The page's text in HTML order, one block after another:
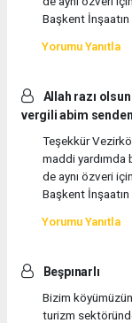
Başkent
Yorumu Yanıtla
Allah razı
vergili abim senden
Teşekkür
maddi yardımda
de aynı özveri
Başkent
Yorumu Yanıtla
Beşpınarlı
Bizim
turizm